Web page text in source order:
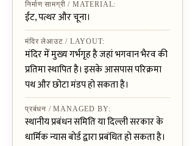
निर्माण सामग्री / MATERIAL:
ईंट, पत्थर और चूना।
मंदिर लेआउट / LAYOUT:
मंदिर में मुख्य गर्भगृह है जहां भगवान भैरव की
प्रतिमा स्थापित है। इसके आसपास परिक्रमा
पथ और छोटा मंडप हो सकता है।
प्रबंधन / MANAGED BY:
स्थानीय प्रबंधन समिति या दिल्ली सरकार के
धार्मिक न्यास बोर्ड द्वारा प्रबंधित हो सकता है।